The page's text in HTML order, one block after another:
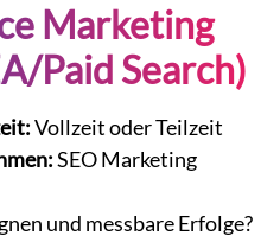
Marketing
Paid Search)
Vollzeit oder Teilzeit
SEO Marketing
und messbare Erfolge?